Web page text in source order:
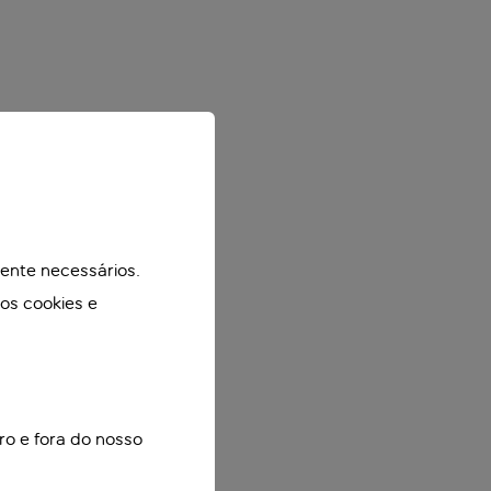
necessários.
cookies e
e fora do nosso